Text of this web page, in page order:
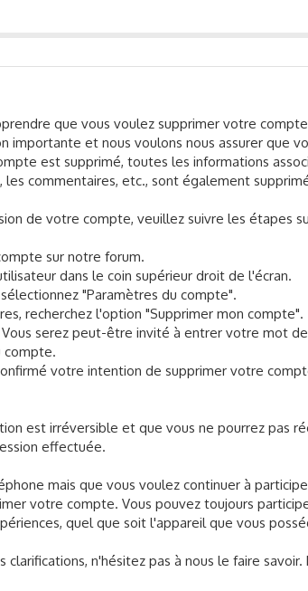
que vous voulez supprimer votre
importante et nous voulons nous assurer que
est supprimé, toutes les informations
les commentaires, etc., sont également
de votre compte, veuillez suivre les étapes
sur notre forum.
dans le coin supérieur droit de l'écran.
"Paramètres du compte".
recherchez l'option "Supprimer mon compte".
serez peut-être invité à entrer votre mot
compte.
votre intention de supprimer votre
est irréversible et que vous ne pourrez pas
effectuée.
mais que vous voulez continuer à
votre compte. Vous pouvez toujours
quel que soit l'appareil que vous
clarifications, n'hésitez pas à nous le faire